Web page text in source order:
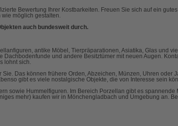
Bewertung Ihrer Kostbarkeiten. Freuen Sie sich auf ein
möglich gestalten.
auch bundesweit durch.
antike Möbel, Tierpräparationen, Asiatika, Glas und
und andere Besitztümer mit neuen Augen.
lohnt sich.
Das können frühere Orden, Abzeichen, Münzen, Uhren
gibt es viele nostalgische Objekte, die von Interesse sein
sowie Hummelfiguren. Im Bereich Porzellan gibt es
mehr) kaufen wir in Mönchengladbach und Umgebung an.